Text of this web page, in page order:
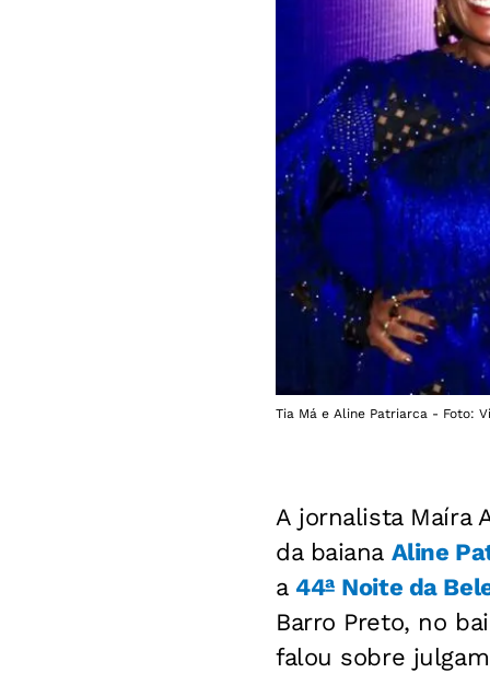
Tia Má e Aline Patriarca - Foto:
A jornalista Maíra
da baiana Aline
a 44ª Noite da
Barro Preto, no
falou sobre